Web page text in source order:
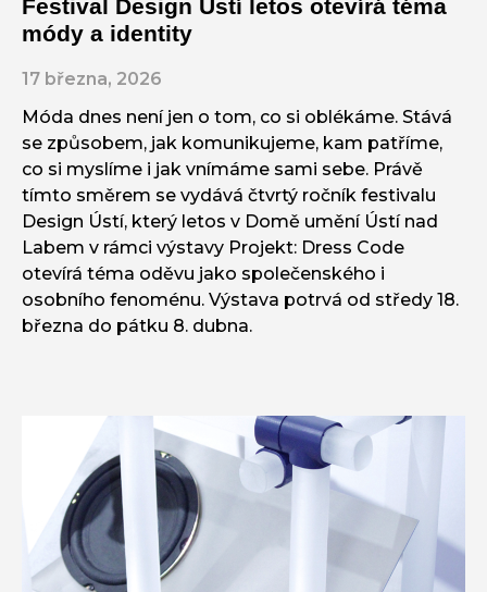
Festival Design Ústí letos otevírá téma
módy a identity
17 března, 2026
Móda dnes není jen o tom, co si oblékáme. Stává
se způsobem, jak komunikujeme, kam patříme,
co si myslíme i jak vnímáme sami sebe. Právě
tímto směrem se vydává čtvrtý ročník festivalu
Design Ústí, který letos v Domě umění Ústí nad
Labem v rámci výstavy Projekt: Dress Code
otevírá téma oděvu jako společenského i
osobního fenoménu. Výstava potrvá od středy 18.
března do pátku 8. dubna.